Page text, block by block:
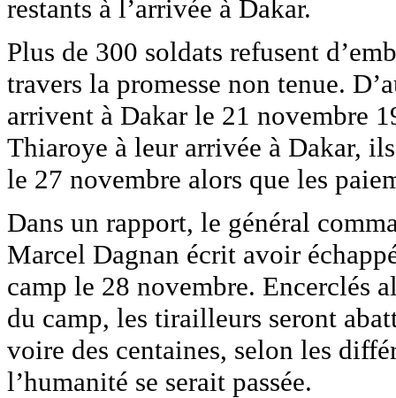
restants à l’arrivée à Dakar.
Plus de 300 soldats refusent
travers la promesse non tenue.
arrivent à Dakar le 21 novembre
Thiaroye à leur arrivée à Dakar,
le 27 novembre alors que les
Dans un rapport, le général
Marcel Dagnan écrit avoir
camp le 28 novembre. Encerclés
du camp, les tirailleurs seront
voire des centaines, selon les
l’humanité se serait passée.